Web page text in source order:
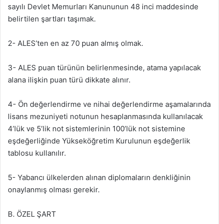
sayılı Devlet Memurları Kanununun 48 inci maddesinde
belirtilen şartları taşımak.
2- ALES’ten en az 70 puan almış olmak.
3- ALES puan türünün belirlenmesinde, atama yapılacak
alana ilişkin puan türü dikkate alınır.
4- Ön değerlendirme ve nihai değerlendirme aşamalarında
lisans mezuniyeti notunun hesaplanmasında kullanılacak
4’lük ve 5’lik not sistemlerinin 100’lük not sistemine
eşdeğerliğinde Yükseköğretim Kurulunun eşdeğerlik
tablosu kullanılır.
5- Yabancı ülkelerden alınan diplomaların denkliğinin
onaylanmış olması gerekir.
B. ÖZEL ŞART